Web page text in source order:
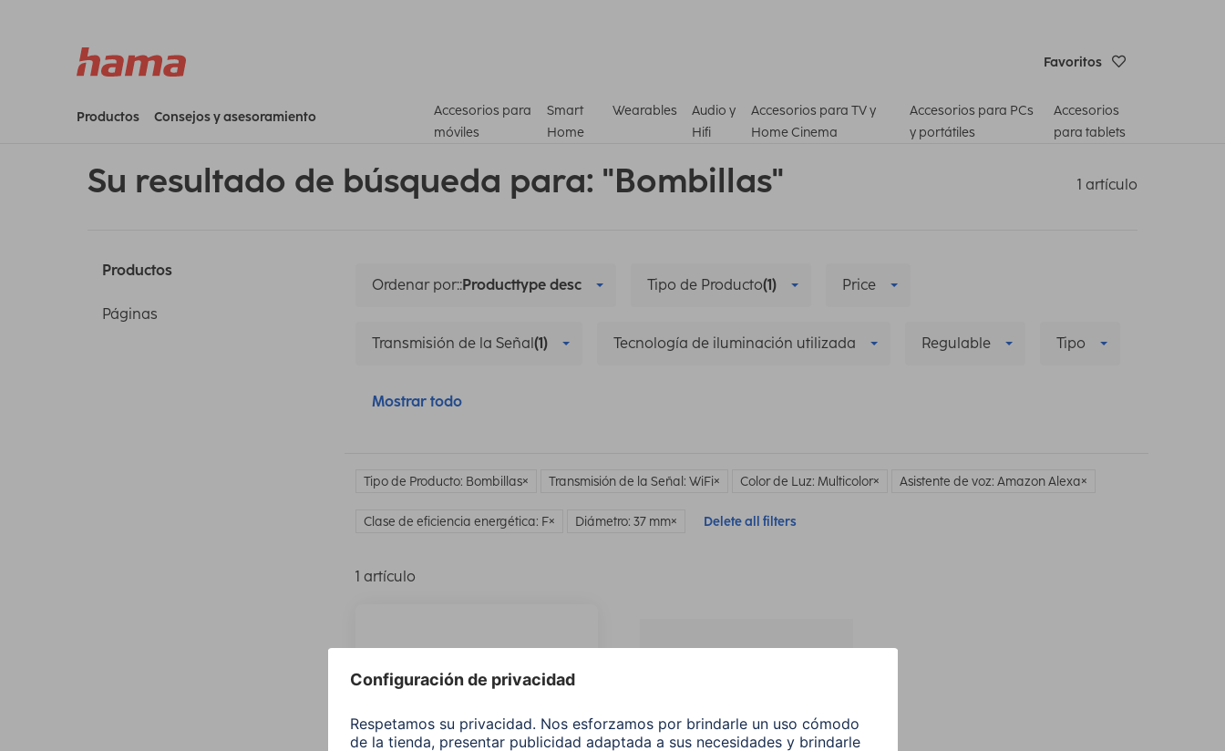
Favoritos
Productos Consejos y asesoramiento
Accesorios para
móviles
Smart
Home
Wearables
Audio y
Hifi
Accesorios para TV y
Home Cinema
Accesorios para PCs
y portátiles
Accesorios
para tablets
Su resultado de búsqueda para: "Bombillas" 1 artículo
Productos
Páginas
Ordenar por::Producttype desc Tipo de Producto(1) Price
Transmisión de la Señal(1) Tecnología de iluminación utilizada Regulable Tipo
Mostrar todo
Tipo de Producto: Bombillas Transmisión de la Señal: WiFi Color de Luz: Multicolor Asistente de voz: Amazon Alexa
Clase de eficiencia energética: F Diámetro: 37 mm Delete all filters
1 artículo
¿No
producto que